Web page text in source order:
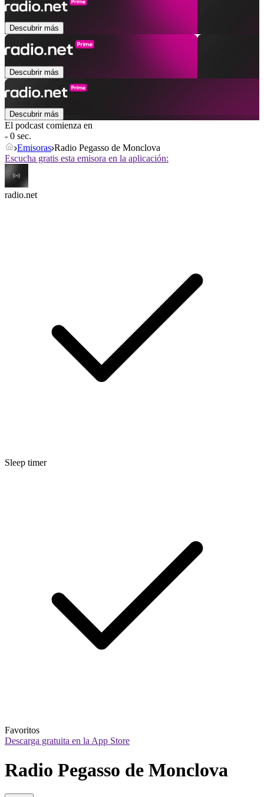
Descubrir más
Descubrir más
Descubrir más
El podcast comienza en
- 0 sec.
Emisoras Radio Pegasso de Monclova
Escucha gratis esta emisora en la aplicación:
radio.net
Sleep timer
Favoritos
Descarga gratuita en la App Store
Radio Pegasso de Monclova